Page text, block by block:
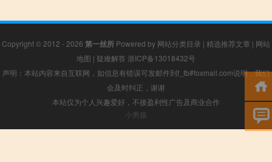
Copyright © 2012 - 2026 第一丝所 Powered by 网站分类目录 | 精选推荐文章 | 网站
地图 | 疑难解答 浙ICP备13018432号
声明：本站内容来自互联网，如信息有错误可发邮件到f_fb#foxmail.com说明，我们
会及时纠正，谢谢
本站仅为个人兴趣爱好，不接盈利性广告及商业合作
小男孩